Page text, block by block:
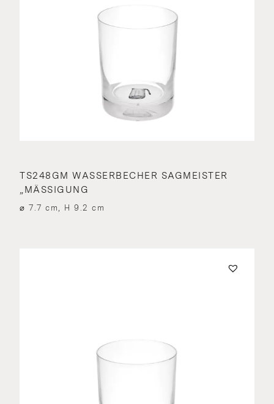
TS248GM WASSERBECHER SAGMEISTER
„MÄSSIGUNG
⌀ 7.7 cm, H 9.2 cm